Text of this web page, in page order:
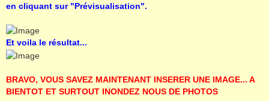
en cliquant sur "Prévisualisation".
Et voila le résultat...
BRAVO, VOUS SAVEZ MAINTENANT INSERER UNE IMAGE... A
BIENTOT ET SURTOUT INONDEZ NOUS DE PHOTOS